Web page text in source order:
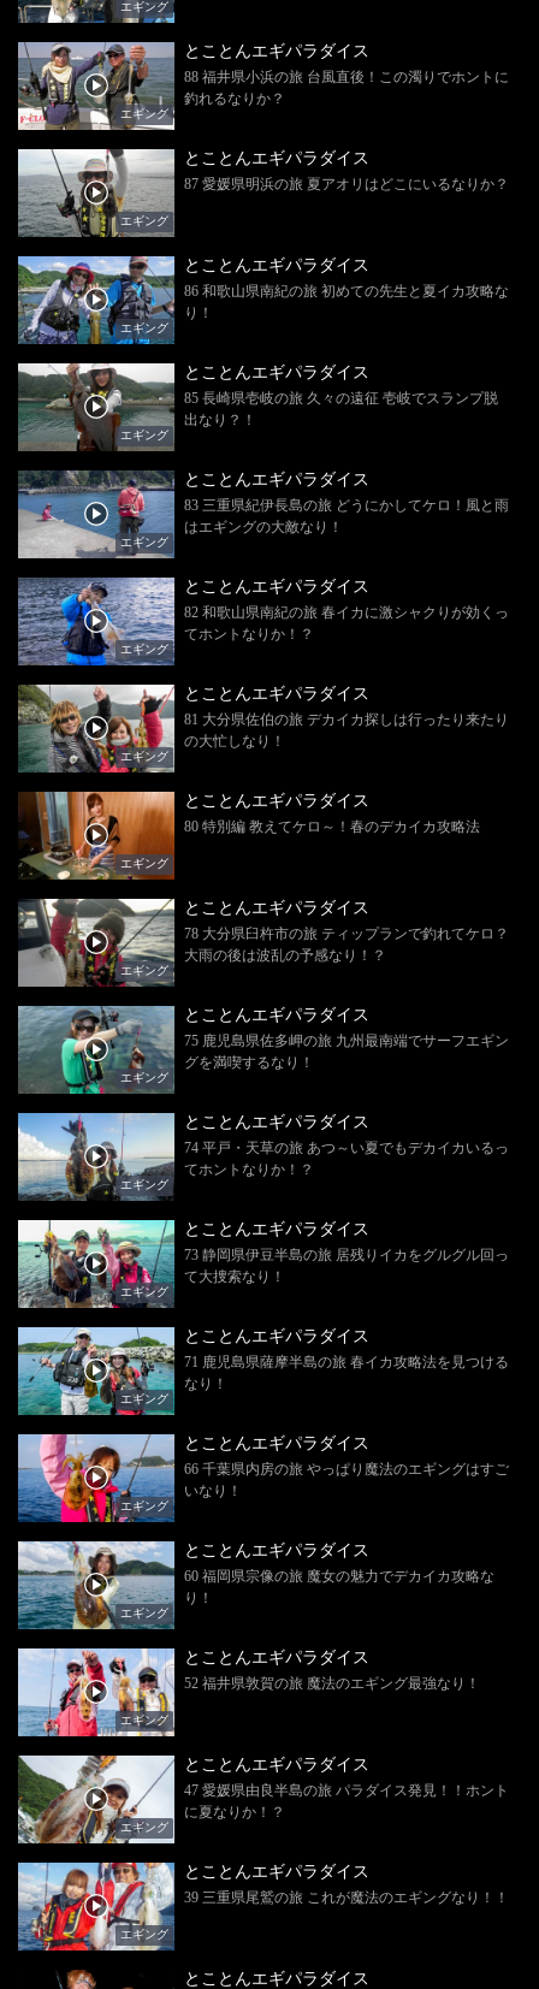
エギング
エギング
とことんエギパラダイス
88 福井県小浜の旅 台風直後！この濁りでホントに
釣れるなりか？
エギング
とことんエギパラダイス
87 愛媛県明浜の旅 夏アオリはどこにいるなりか？
エギング
とことんエギパラダイス
86 和歌山県南紀の旅 初めての先生と夏イカ攻略な
り！
エギング
とことんエギパラダイス
85 長崎県壱岐の旅 久々の遠征 壱岐でスランプ脱
出なり？！
エギング
とことんエギパラダイス
83 三重県紀伊長島の旅 どうにかしてケロ！風と雨
はエギングの大敵なり！
エギング
とことんエギパラダイス
82 和歌山県南紀の旅 春イカに激シャクりが効くっ
てホントなりか！？
エギング
とことんエギパラダイス
81 大分県佐伯の旅 デカイカ探しは行ったり来たり
の大忙しなり！
エギング
とことんエギパラダイス
80 特別編 教えてケロ～！春のデカイカ攻略法
エギング
とことんエギパラダイス
78 大分県臼杵市の旅 ティップランで釣れてケロ？
大雨の後は波乱の予感なり！？
エギング
とことんエギパラダイス
75 鹿児島県佐多岬の旅 九州最南端でサーフエギン
グを満喫するなり！
エギング
とことんエギパラダイス
74 平戸・天草の旅 あつ～い夏でもデカイカいるっ
てホントなりか！？
エギング
とことんエギパラダイス
73 静岡県伊豆半島の旅 居残りイカをグルグル回っ
て大捜索なり！
エギング
とことんエギパラダイス
71 鹿児島県薩摩半島の旅 春イカ攻略法を見つける
なり！
エギング
とことんエギパラダイス
66 千葉県内房の旅 やっぱり魔法のエギングはすご
いなり！
エギング
とことんエギパラダイス
60 福岡県宗像の旅 魔女の魅力でデカイカ攻略な
り！
エギング
とことんエギパラダイス
52 福井県敦賀の旅 魔法のエギング最強なり！
エギング
とことんエギパラダイス
47 愛媛県由良半島の旅 パラダイス発見！！ホント
に夏なりか！？
エギング
とことんエギパラダイス
39 三重県尾鷲の旅 これが魔法のエギングなり！！
とことんエギパラダイス